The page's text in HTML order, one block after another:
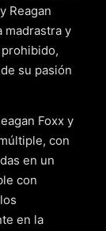
Reagan
madrastra y
su pasión
Foxx y
con
en un
con
en la